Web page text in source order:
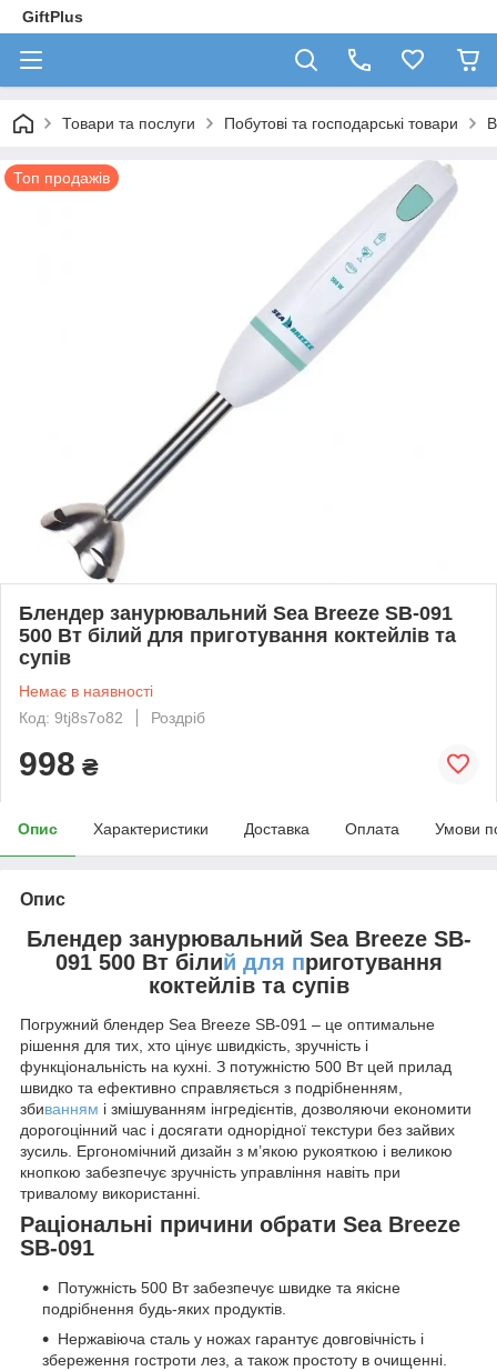
GiftPlus
Товари та послуги Побутові та господарські товари
Топ продажів
Блендер занурювальний Sea Breeze SB-091
500 Вт білий для приготування коктейлів та
супів
Немає в наявності
Код: 9tj8s7o82
Роздріб
998 ₴
Опис Характеристики Доставка Оплата Умови
Опис
Блендер занурювальний Sea Breeze SB-
091 500 Вт білий для приготування
коктейлів та супів
Погружний блендер Sea Breeze SB-091 – це оптимальне
рішення для тих, хто цінує швидкість, зручність і
функціональність на кухні. З потужністю 500 Вт цей прилад
швидко та ефективно справляється з подрібненням,
збиванням і змішуванням інгредієнтів, дозволяючи економити
дорогоцінний час і досягати однорідної текстури без зайвих
зусиль. Ергономічний дизайн з м’якою рукояткою і великою
кнопкою забезпечує зручність управління навіть при
тривалому використанні.
Раціональні причини обрати Sea Breeze
SB-091
Потужність 500 Вт забезпечує швидке та якісне
подрібнення будь-яких продуктів.
Нержавіюча сталь у ножах гарантує довговічність і
збереження гостроти лез, а також простоту в очищенні.